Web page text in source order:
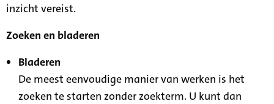
inzicht vereist.
Zoeken en bladeren
Bladeren
De meest eenvoudige manier van werken is het
zoeken te starten zonder zoekterm. U kunt dan